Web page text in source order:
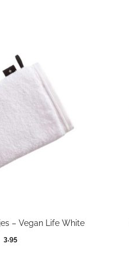
– Vegan Life White
3,95